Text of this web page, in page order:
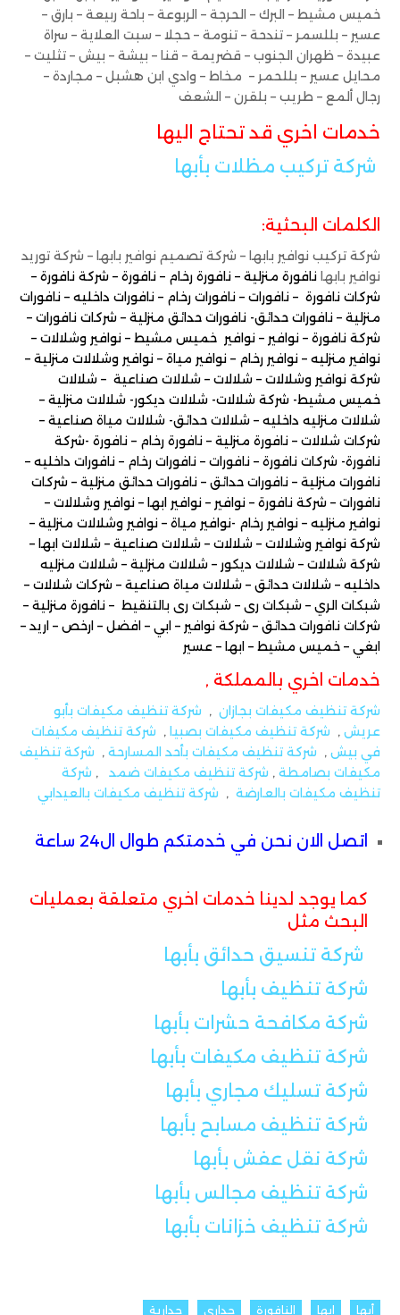
خميس مشيط – البرك – الحرجة – الربوعة – باحة ربيعة – بارق –
عسير – بللسمر – تندحة – تنومة – حجلا – سبت العلاية – سراة
عبيدة – ظهران الجنوب – قضريمة – قنا – بيشة – بيش – تثليت –
محايل عسير – بللحمر – مخاط – وادي ابن هشبل – مجاردة –
رجال ألمع – طريب – بلقرن – الشعف
خدمات اخري قد تحتاج اليها
شركة تركيب مظلات بأبها
الكلمات البحثية:
شركة تركيب نوافير بابها – شركة تصميم نوافير بابها – شركة توريد
نوافير بابها نافورة منزلية – نافورة رخام – نافورة – شركة نافورة –
شركات نافورة – نافورات – نافورات رخام – نافورات داخليه – نافورات
منزلية – نافورات حدائق- نافورات حدائق منزلية – شركات نافورات –
شركة نافورة – نوافير – نوافير خميس مشيط – نوافير وشلالات –
نوافير منزليه – نوافير رخام – نوافير مياة – نوافير وشلالات منزلية –
شركة نوافير وشلالات – شلالات – شلالات صناعية – شلالات
خميس مشيط- شركة شلالات- شلالات ديكور- شلالات منزلية –
شلالات منزليه داخليه – شلالات حدائق- شلالات مياة صناعية –
شركات شلالات – نافورة منزلية – نافورة رخام – نافورة -شركة
نافورة- شركات نافورة – نافورات – نافورات رخام – نافورات داخليه –
نافورات منزلية – نافورات حدائق – نافورات حدائق منزلية – شركات
نافورات – شركة نافورة – نوافير – نوافير ابها – نوافير وشلالات –
نوافير منزليه – نوافير رخام -نوافير مياة – نوافير وشلالات منزلية –
شركة نوافير وشلالات – شلالات – شلالات صناعية – شلالات ابها –
شركة شلالات – شلالات ديكور – شلالات منزلية – شلالات منزليه
داخليه – شلالات حدائق – شلالات مياة صناعية – شركات شلالات –
شبكات الري – شبكات رى – شبكات رى بالتنقيط – نافورة منزلية –
شركات نافورات حدائق – شركة نوافير – ابي – افضل – ارخص – اريد –
ابغي – خميس مشيط – ابها – عسير
خدمات اخري بالمملكة ,
شركة تنظيف مكيفات بجازان , شركة تنظيف مكيفات بأبو
عريش , شركة تنظيف مكيفات بصبيا , شركة تنظيف مكيفات
في بيش , شركة تنظيف مكيفات بأحد المسارحة , شركة تنظيف
مكيفات بصامطة , شركة تنظيف مكيفات ضمد , شركة
تنظيف مكيفات بالعارضة , شركة تنظيف مكيفات بالعيدابي
اتصل الان نحن في خدمتكم طوال ال24 ساعة
كما يوجد لدينا خدمات اخري متعلقة بعمليات
البحث مثل
شركة تنسيق حدائق بأبها
شركة تنظيف بأبها
شركة مكافحة حشرات بأبها
شركة تنظيف مكيفات بأبها
شركة تسليك مجاري بأبها
شركة تنظيف مسابح بأبها
شركة نقل عفش بأبها
شركة تنظيف مجالس بأبها
شركة تنظيف خزانات بأبها
أبها ابها النافورة جداري جدارية